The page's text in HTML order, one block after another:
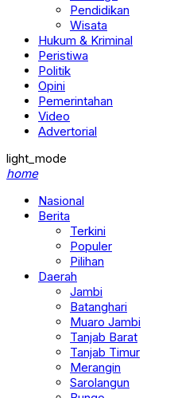
Pendidikan
Wisata
Hukum & Kriminal
Peristiwa
Politik
Opini
Pemerintahan
Video
Advertorial
light_mode
home
Nasional
Berita
Terkini
Populer
Pilihan
Daerah
Jambi
Batanghari
Muaro Jambi
Tanjab Barat
Tanjab Timur
Merangin
Sarolangun